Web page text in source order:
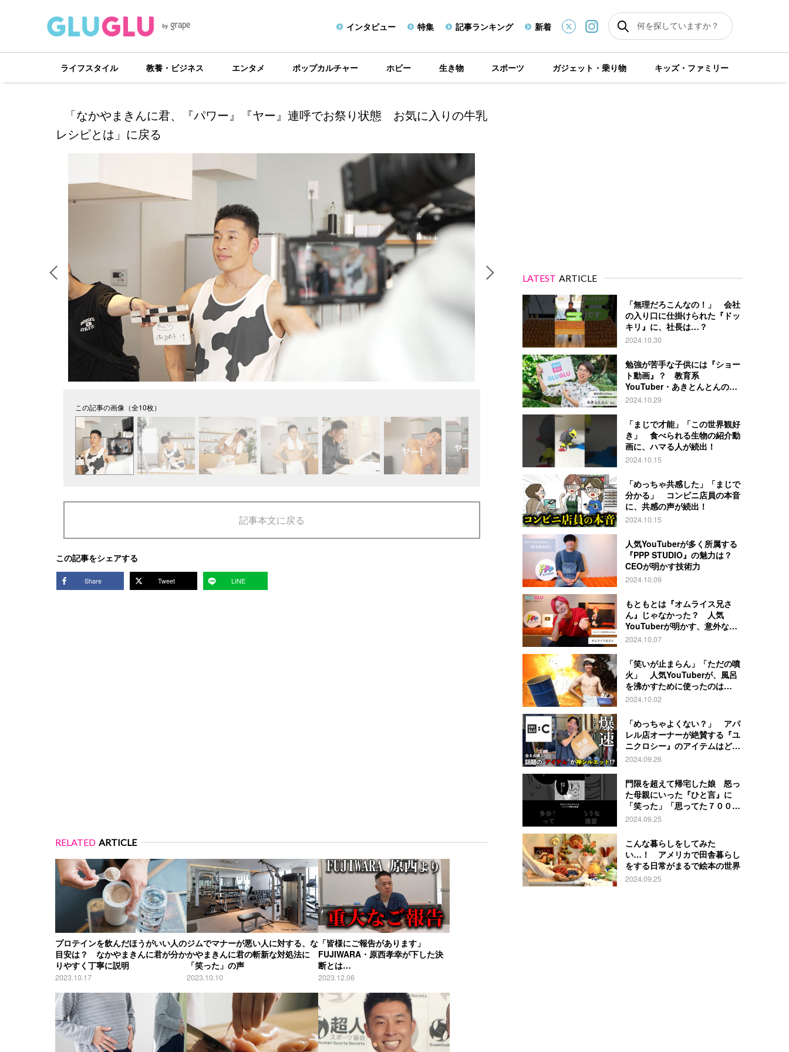
インタビュー 特集 記事ランキング 新着
ライフスタイル 教養・ビジネス エンタメ ポップカルチャー ホビー 生き物 スポーツ ガジェット・乗り物 キッズ・ファミリー
「なかやまきんに君、『パワー』『ヤー』連呼でお祭り状態 お気に入りの牛乳
レシピとは」に戻る
この記事の画像（全10枚）
記事本文に戻る
この記事をシェアする
Share Tweet LINE
RELATED ARTICLE
プロテインを飲んだほうがいい人の
目安は？ なかやまきんに君が分か
りやすく丁寧に説明
2023.10.17
ジムでマナーが悪い人に対する、な
かやまきんに君の斬新な対処法に
「笑った」の声
2023.10.10
「皆様にご報告があります」
FUJIWARA・原西孝幸が下した決
断とは…
2023.12.06
LATEST ARTICLE
「無理だろこんなの！」 会社
の入り口に仕掛けられた『ドッ
キリ』に、社長は…？
2024.10.30
勉強が苦手な子供には『ショー
ト動画』？ 教育系
YouTuber・あきとんとんの戦
略とは
2024.10.29
「まじで才能」「この世界観好
き」 食べられる生物の紹介動
画に、ハマる人が続出！
2024.10.15
「めっちゃ共感した」「まじで
分かる」 コンビニ店員の本音
に、共感の声が続出！
2024.10.15
人気YouTuberが多く所属する
『PPP STUDIO』の魅力は？
CEOが明かす技術力
2024.10.09
もともとは『オムライス兄さ
ん』じゃなかった？ 人気
YouTuberが明かす、意外な過
去とは
2024.10.07
「笑いが止まらん」「ただの噴
火」 人気YouTuberが、風呂
を沸かすために使ったのは…
2024.10.02
「めっちゃよくない？」 アパ
レル店オーナーが絶賛する『ユ
ニクロシー』のアイテムはど
れ？
2024.09.26
門限を超えて帰宅した娘 怒っ
た母親にいった『ひと言』に
「笑った」「思ってた７００倍
特殊」
2024.09.25
こんな暮らしをしてみた
い…！ アメリカで田舎暮らし
をする日常がまるで絵本の世界
2024.09.25